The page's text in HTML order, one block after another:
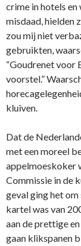
crime in hotels en
misdaad, hielden
zou mij niet
gebruikten,
“Goudrenet voor
voorstel.”
kluiven.
Dat de
met een moreel
appelmoeskoker
Commissie in de
geval ging het
kartel was van
aan de prettige
gaan klikspanen